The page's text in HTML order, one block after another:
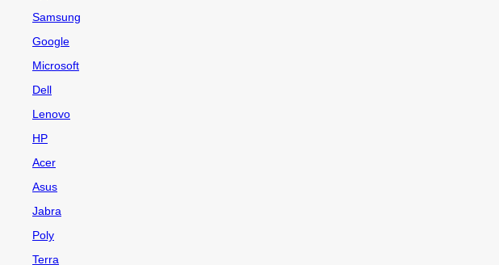
Samsung
Google
Microsoft
Dell
Lenovo
HP
Acer
Asus
Jabra
Poly
Terra